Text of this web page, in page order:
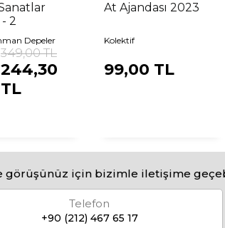
2
Depeler
349,00 TL
244,30
TL
At Ajandası 2023
Kolektif
99,00 TL
görüşünüz için bizimle iletişime
Telefon
+90 (212) 467 65 17